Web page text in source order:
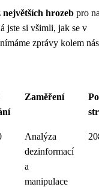
hrozeb pro
jste si všimli, jak se v
zprávy kolem
Zaměření
Analýza
dezinformací
a
manipulace